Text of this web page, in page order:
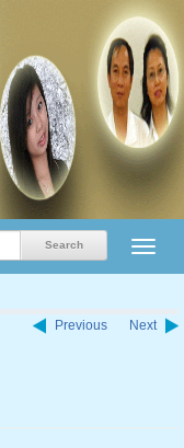
Previous Next